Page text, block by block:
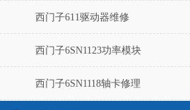
西门子611驱动器维修
西门子6SN1123功率模块
西门子6SN1118轴卡修理